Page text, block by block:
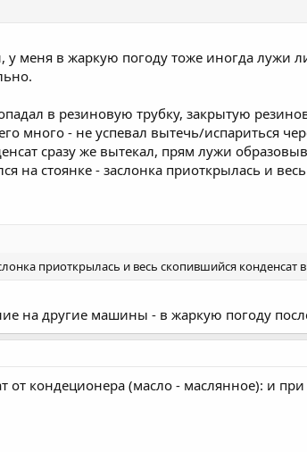
у меня в жаркую погоду тоже иногда лужи
в резиновую трубку, закрытую
много - не успевал вытечь/испариться
сразу же вытекал, прям лужи
на стоянке - заслонка приоткрылась и
приоткрылась и весь скопившийся конденсат
на другие машины - в жаркую погоду
от кондеционера (масло - маслянное): и